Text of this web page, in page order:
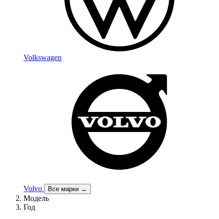
Volkswagen
Volvo Все марки →
Модель
Год